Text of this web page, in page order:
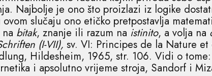
Najbolje je ono što proizlazi iz logike
slučaju ono etičko pretpostavlja
bitak, znanje ili razum na istinito, a volja na
(I-VII), sv. VI: Principes de la Nature
Hildesheim, 1965, str. 106. Vidi o tome:
i apsolutno vrijeme stroja, Sandorf i